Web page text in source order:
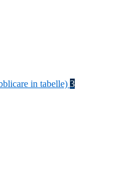
in tabelle) 3